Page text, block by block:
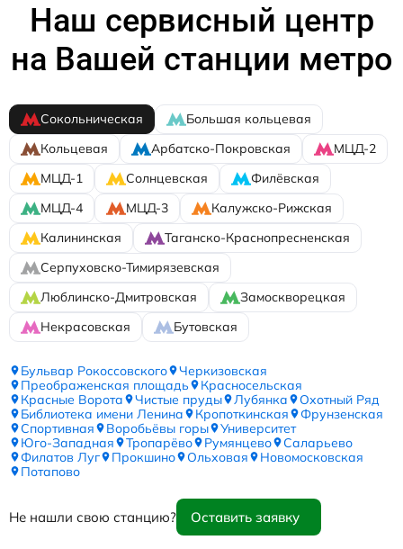
Наш сервисный центр
на Вашей станции метро
Сокольническая
Большая кольцевая
Кольцевая
Арбатско-Покровская
МЦД-2
МЦД-1
Солнцевская
Филёвская
МЦД-4
МЦД-3
Калужско-Рижская
Калининская
Таганско-Краснопресненская
Серпуховско-Тимирязевская
Люблинско-Дмитровская
Замоскворецкая
Некрасовская
Бутовская
Бульвар Рокоссовского
Черкизовская
Преображенская площадь
Красносельская
Красные Ворота
Чистые пруды Лубянка
Охотный Ряд
Библиотека имени Ленина
Кропоткинская
Фрунзенская
Спортивная
Воробьёвы горы
Университет
Юго-Западная
Тропарёво Румянцево
Саларьево
Филатов Луг
Прокшино Ольховая
Новомосковская
Потапово
Не нашли свою станцию? Оставить заявку